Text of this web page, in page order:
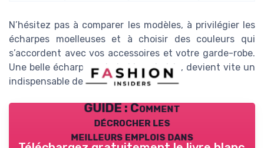
N’hésitez pas à comparer les modèles, à privilégier les
écharpes moelleuses et à choisir des couleurs qui
s’accordent avec vos accessoires et votre garde-robe.
Une belle écharpe mohair, bien choisie, devient vite un
indispensable de la saison.
GUIDE : Comment
décrocher les
meilleurs emplois dans